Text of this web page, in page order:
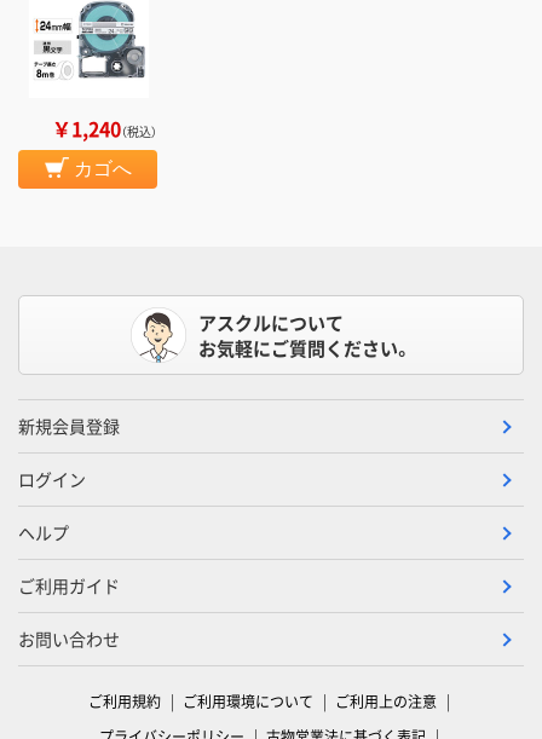
￥1,240（税込）
カゴへ
アスクルについて
お気軽にご質問ください。
新規会員登録
ログイン
ヘルプ
ご利用ガイド
お問い合わせ
ご利用規約 ご利用環境について
ご利用上の注意